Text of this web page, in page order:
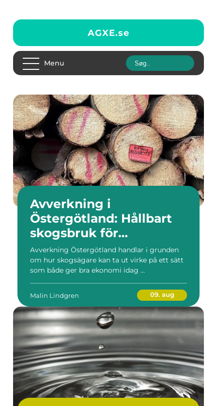
AGXE.se
Menu
Avverkning i
Östergötland: Hållbart
skogsbruk för
långsiktigt värde
Avverkning Östergötland handlar i grunden
om hur skogsägare kan ta ut virke på ett sätt
som både ger bra ekonomi idag ...
Malin Lindgren 09. aug